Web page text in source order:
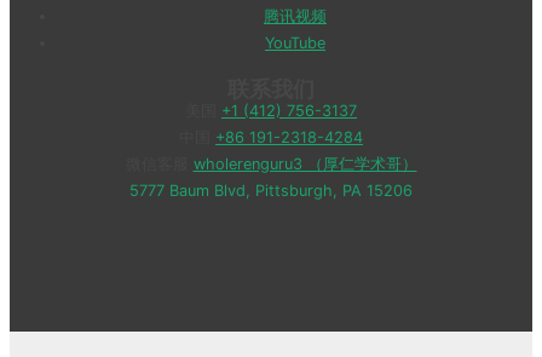
腾讯视频
YouTube
+1 (412) 756-3137
+86 191-2318-4284
wholerenguru3 （厚仁学术哥）
5777 Baum Blvd, Pittsburgh, PA 15206